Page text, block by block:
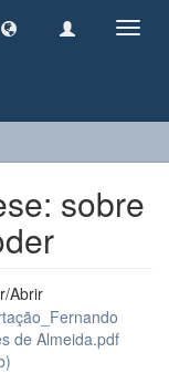
sobre
Abrir
de Almeida.pdf